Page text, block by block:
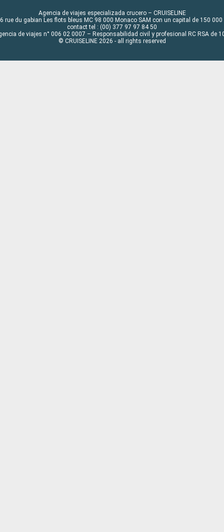
Agencia de viajes especializada crucero – CRUISELINE
rue du gabian Les flots bleus MC 98 000 Monaco SAM con un capital de 150 000
contact tel : (00) 377 97 97 84 50
de viajes n° 006 02 0007 – Responsabilidad civil y profesional RC RSA de
© CRUISELINE 2026 - all rights reserved